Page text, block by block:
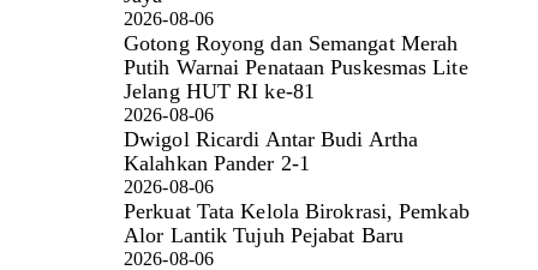
2026-08-06
Gotong Royong dan Semangat Merah
Putih Warnai Penataan Puskesmas Lite
Jelang HUT RI ke-81
2026-08-06
Dwigol Ricardi Antar Budi Artha
Kalahkan Pander 2-1
2026-08-06
Perkuat Tata Kelola Birokrasi, Pemkab
Alor Lantik Tujuh Pejabat Baru
2026-08-06